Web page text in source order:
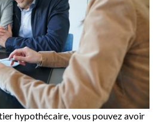
hypothécaire, vous pouvez avoir